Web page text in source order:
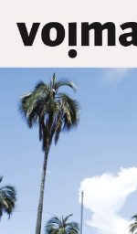
Siirry sisältöön
Päävalikko